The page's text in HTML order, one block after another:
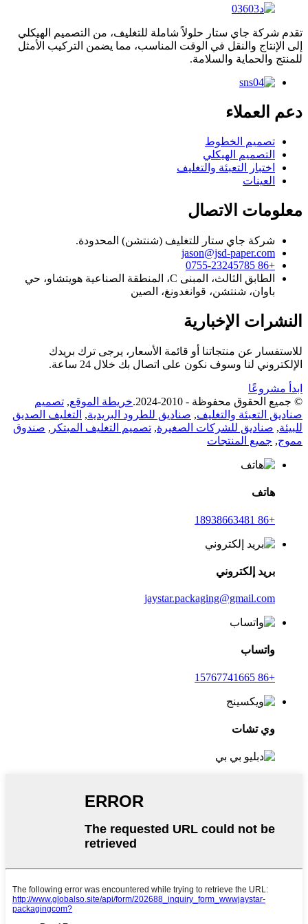
تقدم شركة جاي ستار حلولاً شاملة للتغليف، من التصميم الهيكلي
إلى الإنتاج والنقل في الوقت المناسب، مما يضمن التركيب الأمثل
للمنتج والحماية والسلامة.
دعم العملاء
تصميم الخطوط
التصميم الهيكلي
اختبار التعبئة والتغليف
العينات
معلومات الاتصال
شركة جاي ستار للتغليف (شنتشن) المحدودة.
jason@jsd-paper.com
+86 0755-23245785
الطابق الثالث، المبنى C، المنطقة الصناعية هويتشاو، حي
باوان، شنتشن، قوانغدونغ، الصين
النشرات الإخبارية
للاستفسار عن منتجاتنا أو قائمة الأسعار، يرجى ترك بريدك
الإلكتروني لنا وسوف نكون على اتصال بك خلال 24 ساعة.
ابدأ مشروعًا
© جميع الحقوق محفوظة - 2010-2024.
خريطة الموقع, تصميم
صناديق التعبئة والتغليف, صناديق للطرود البريدية, التغليف الصديق
للبيئة, صناديق للشركات الصغيرة, تصميم التغليف المبتكر , صندوق
مموج, جميع المنتجات
هاتف
+86 18938663481
بريد إلكتروني
jaystar.packaging@gmail.com
واتساب
+86 15767741665
وي تشات